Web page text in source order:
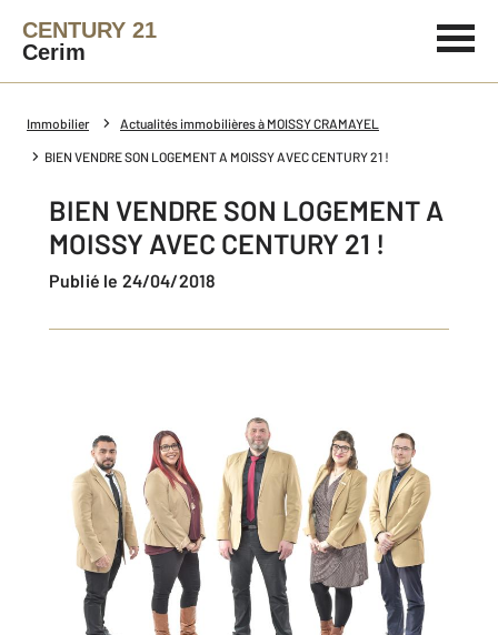
CENTURY 21
Cerim
Immobilier Actualités immobilières à MOISSY CRAMAYEL
BIEN VENDRE SON LOGEMENT A MOISSY AVEC CENTURY 21 !
BIEN VENDRE SON LOGEMENT A
MOISSY AVEC CENTURY 21 !
Publié le 24/04/2018